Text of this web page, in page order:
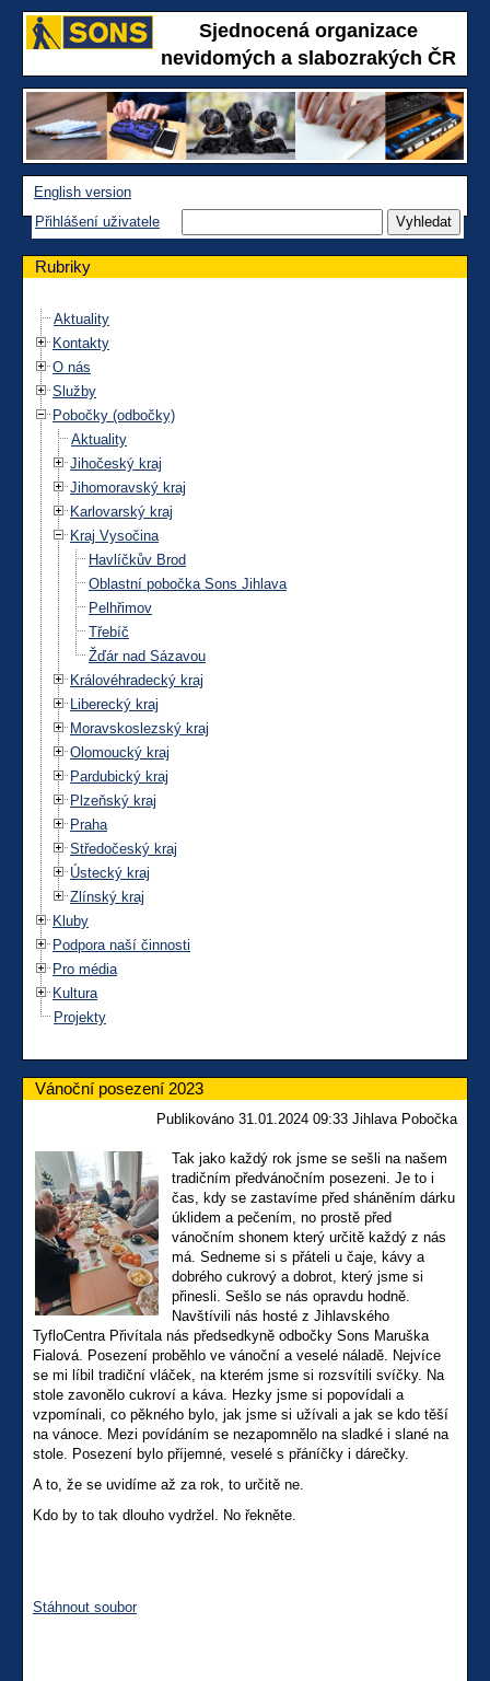
Sjednocená organizace
nevidomých a slabozrakých ČR
English version
Přihlášení uživatele
Rubriky
Aktuality
Kontakty
O nás
Služby
Pobočky (odbočky)
Aktuality
Jihočeský kraj
Jihomoravský kraj
Karlovarský kraj
Kraj Vysočina
Havlíčkův Brod
Oblastní pobočka Sons Jihlava
Pelhřimov
Třebíč
Žďár nad Sázavou
Královéhradecký kraj
Liberecký kraj
Moravskoslezský kraj
Olomoucký kraj
Pardubický kraj
Plzeňský kraj
Praha
Středočeský kraj
Ústecký kraj
Zlínský kraj
Kluby
Podpora naší činnosti
Pro média
Kultura
Projekty
Vánoční posezení 2023
Publikováno 31.01.2024 09:33 Jihlava Pobočka
Tak jako každý rok jsme se sešli na našem
tradičním předvánočním posezeni. Je to i
čas, kdy se zastavíme před sháněním dárku
úklidem a pečením, no prostě před
vánočním shonem který určitě každý z nás
má. Sedneme si s přáteli u čaje, kávy a
dobrého cukrový a dobrot, který jsme si
přinesli. Sešlo se nás opravdu hodně.
Navštívili nás hosté z Jihlavského
TyfloCentra Přivítala nás předsedkyně odbočky Sons Maruška
Fialová. Posezení proběhlo ve vánoční a veselé náladě. Nejvíce
se mi líbil tradiční vláček, na kterém jsme si rozsvítili svíčky. Na
stole zavonělo cukroví a káva. Hezky jsme si popovídali a
vzpomínali, co pěkného bylo, jak jsme si užívali a jak se kdo těší
na vánoce. Mezi povídáním se nezapomnělo na sladké i slané na
stole. Posezení bylo příjemné, veselé s přáníčky i dárečky.
A to, že se uvidíme až za rok, to určitě ne.
Kdo by to tak dlouho vydržel. No řekněte.
Stáhnout soubor